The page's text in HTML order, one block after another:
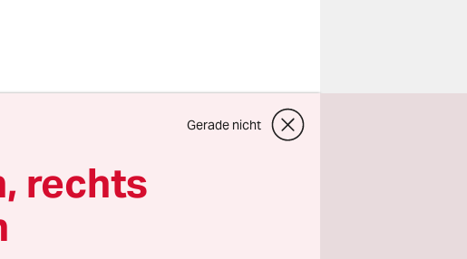
zu
Theaterstück
ist, ob es
Gerade nicht
rechts